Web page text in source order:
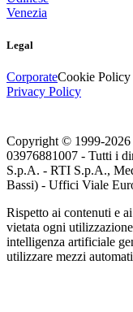
Venezia
Legal
CorporateCookie Policy
Privacy Policy
Copyright © 1999-2026
03976881007 - Tutti i
S.p.A. - RTI S.p.A.,
Bassi) - Uffici Viale
Rispetto ai contenuti e
vietata ogni
intelligenza artificiale
utilizzare mezzi